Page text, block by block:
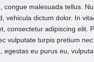
malesuada tellus.
vehicula dictum dolor. In
consectetur adipiscing elit.
vulputate turpis pretium
eu purus eu,